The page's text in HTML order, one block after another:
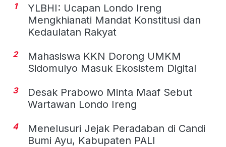
1
YLBHI: Ucapan Londo Ireng
Mengkhianati Mandat Konstitusi dan
Kedaulatan Rakyat
2
Mahasiswa KKN Dorong UMKM
Sidomulyo Masuk Ekosistem Digital
3
Desak Prabowo Minta Maaf Sebut
Wartawan Londo Ireng
4
Menelusuri Jejak Peradaban di Candi
Bumi Ayu, Kabupaten PALI